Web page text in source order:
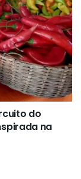
do
na